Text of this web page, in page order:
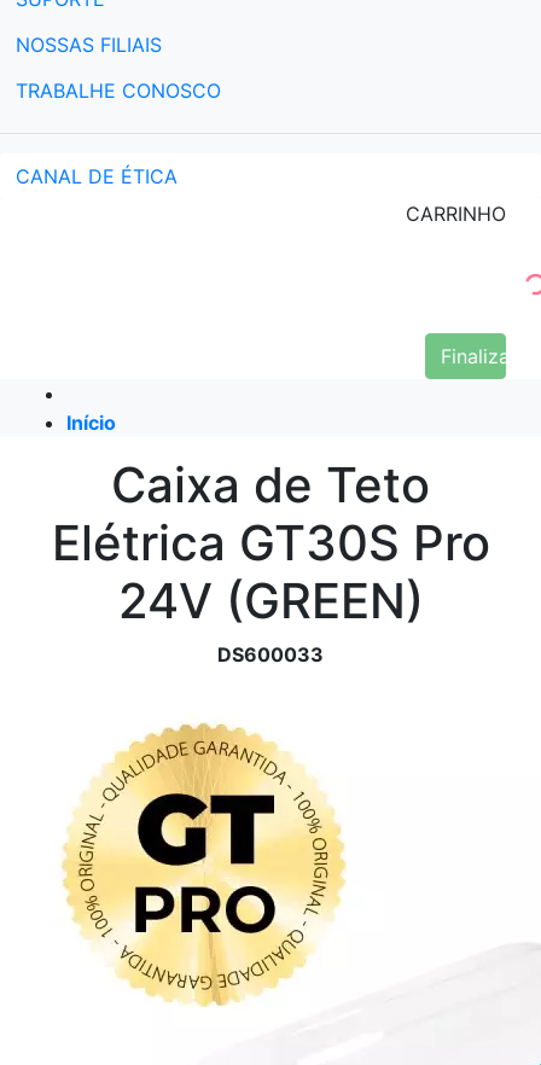
NOSSAS FILIAIS
TRABALHE CONOSCO
CANAL DE ÉTICA
CARRINHO
Finalizar
Início
Caixa de Teto
Elétrica GT30S Pro
24V (GREEN)
DS600033